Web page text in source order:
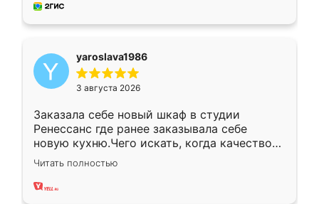
мебель за качественную работу!
yaroslava1986
3 августа 2026
Заказала себе новый шкаф в студии
Ренессанс где ранее заказывала себе
новую кухню.Чего искать, когда качеством
вполне довольна. Служит кухня уже почти
два года, нареканий нет.
Читать полностью